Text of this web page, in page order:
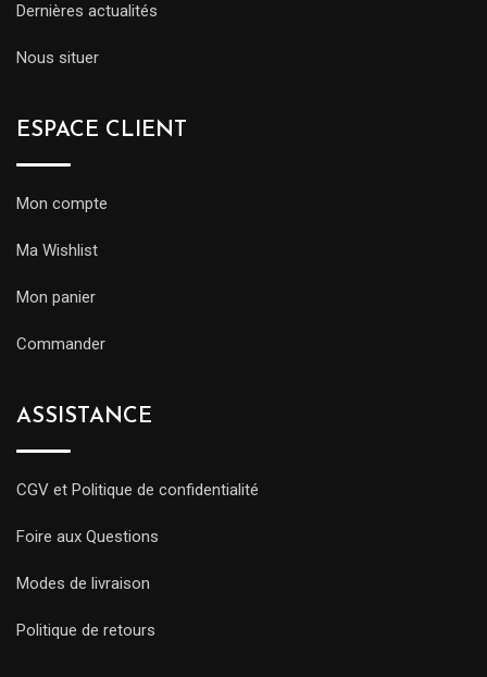
Dernières actualités
Nous situer
ESPACE CLIENT
Mon compte
Ma Wishlist
Mon panier
Commander
ASSISTANCE
CGV et Politique de confidentialité
Foire aux Questions
Modes de livraison
Politique de retours